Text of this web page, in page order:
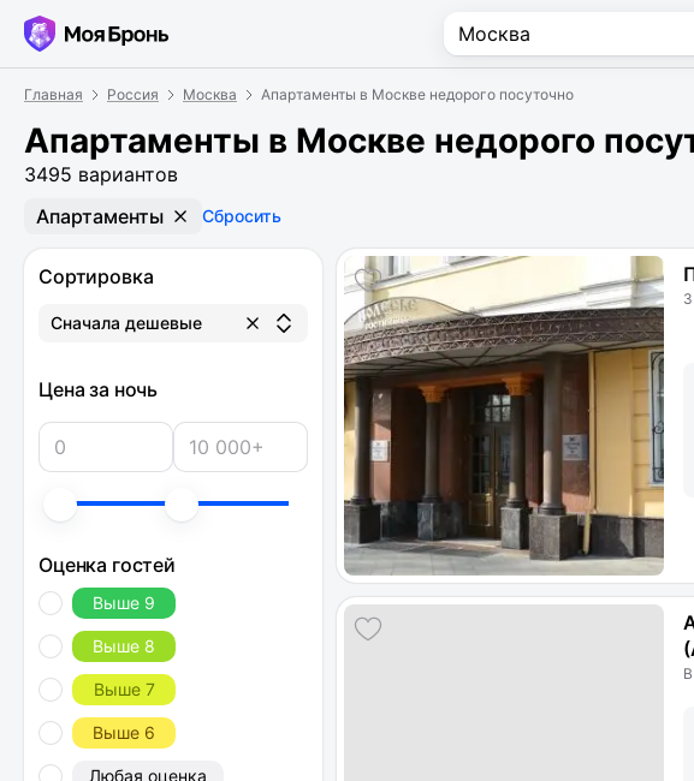
Главная Россия Москва Апартаменты в Москве недорого посуточно
Апартаменты в Москве недорого
3495 вариантов
Апартаменты Сбросить
Сортировка
Сначала дешевые
Цена за ночь
Оценка гостей
Выше 9
Выше 8
Выше 7
Выше 6
Любая оценка